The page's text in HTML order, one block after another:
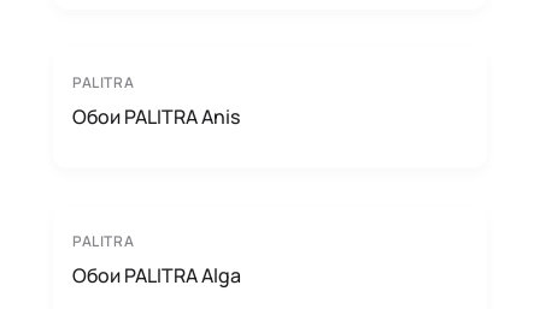
PALITRA
Обои PALITRA Anis
PALITRA
Обои PALITRA Alga